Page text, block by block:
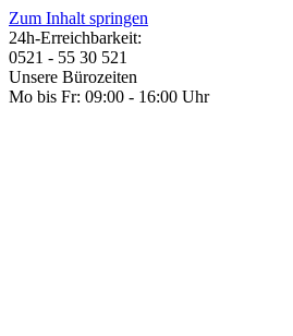
Zum Inhalt springen
24h-Erreichbarkeit:
0521 - 55 30 521
Unsere Bürozeiten
Mo bis Fr: 09:00 - 16:00 Uhr